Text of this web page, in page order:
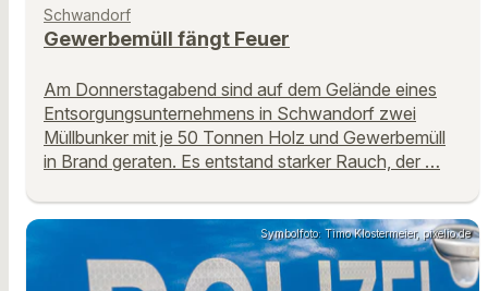
Schwandorf
Gewerbemüll fängt Feuer
Am Donnerstagabend sind auf dem Gelände eines
Entsorgungsunternehmens in Schwandorf zwei
Müllbunker mit je 50 Tonnen Holz und Gewerbemüll
in Brand geraten. Es entstand starker Rauch, der …
Symbolfoto: Timo Klostermeier, pixelio.de